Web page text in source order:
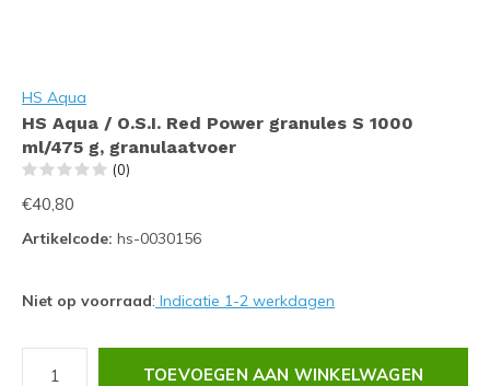
HS Aqua
HS Aqua / O.S.I. Red Power granules S 1000
ml/475 g, granulaatvoer
(0)
€40,80
Artikelcode: hs-0030156
Niet op voorraad: Indicatie 1-2 werkdagen
TOEVOEGEN AAN WINKELWAGEN